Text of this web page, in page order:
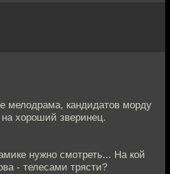
мелодрама, кандидатов морду
хороший зверинец.
нужно смотреть... На кой
- телесами трясти?